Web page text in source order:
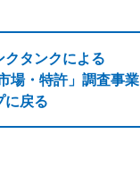
タンクによる
場・特許」調査事業
に戻る